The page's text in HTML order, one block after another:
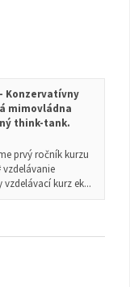
Konzervatívny
mimovládna
think-tank.
prvý ročník kurzu
kurz ek...